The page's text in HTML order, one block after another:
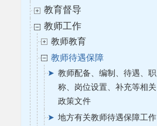
教育督导
教师工作
教师教育
教师待遇保障
教师配备、编制、待遇、职
称、岗位设置、补充等相关
政策文件
地方有关教师待遇保障工作